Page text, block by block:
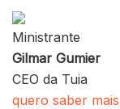
Ministrante
Gilmar Gumier
CEO da Tuia
quero saber mais